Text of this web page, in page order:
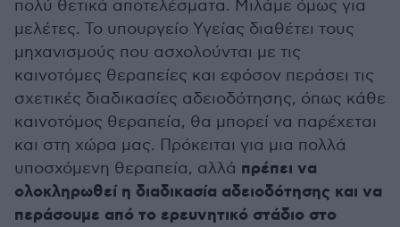
πολύ θετικά αποτελέσματα. Μιλάμε όμως για
μελέτες. Το υπουργείο Υγείας διαθέτει τους
μηχανισμούς που ασχολούνται με τις
καινοτόμες θεραπείες και εφόσον περάσει τις
σχετικές διαδικασίες αδειοδότησης, όπως κάθε
καινοτόμος θεραπεία, θα μπορεί να παρέχεται
και στη χώρα μας. Πρόκειται για μια πολλά
υποσχόμενη θεραπεία, αλλά πρέπει να
ολοκληρωθεί η διαδικασία αδειοδότησης και να
περάσουμε από το ερευνητικό στάδιο στο